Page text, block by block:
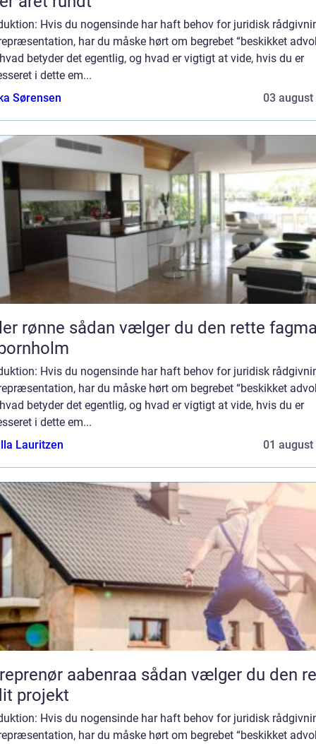
Hvis du nogensinde har haft behov for juridisk
har du måske hørt om begrebet “beskikket
betyder det egentlig, og hvad er vigtigt at vide, hvis du er
i dette em...
Sørensen
03 august
vælger du den rette fagmand
Hvis du nogensinde har haft behov for juridisk
har du måske hørt om begrebet “beskikket
betyder det egentlig, og hvad er vigtigt at vide, hvis du er
i dette em...
Lauritzen
01 august
aabenraa sådan vælger du den rette
projekt
Hvis du nogensinde har haft behov for juridisk
har du måske hørt om begrebet “beskikket